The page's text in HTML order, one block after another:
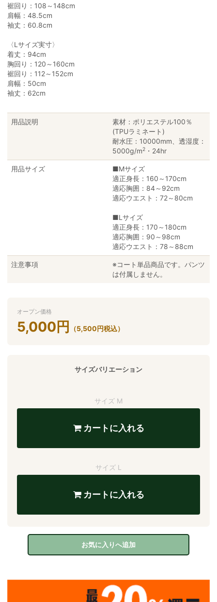
裾回り：108～148cm
肩幅：48.5cm
袖丈：60.8cm
〈Lサイズ実寸〉
着丈：94cm
胸回り：120～160cm
裾回り：112～152cm
肩幅：50cm
袖丈：62cm
用品説明
素材：ポリエステル100％
(TPUラミネート)
耐水圧：10000mm、透湿度：
5000g/m2 ・24hr
用品サイズ
■Mサイズ
適正身長：160～170cm
適応胸囲：84～92cm
適応ウエスト：72～80cm
■Lサイズ
適正身長：170～180cm
適応胸囲：90～98cm
適応ウエスト：78～88cm
注意事項
※コート単品商品です。パンツ
は付属しません。
オープン価格
5,000 円 （5,500円税込）
サイズバリエーション
サイズ M
カートに入れる
サイズ L
カートに入れる
お気に入りへ追加